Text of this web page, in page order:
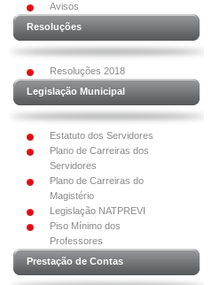
Avisos
Resoluções
Resoluções 2018
Legislação Municipal
Estatuto dos Servidores
Plano de Carreiras dos
Servidores
Plano de Carreiras do
Magistério
Legislação NATPREVI
Piso Mínimo dos
Professores
Prestação de Contas